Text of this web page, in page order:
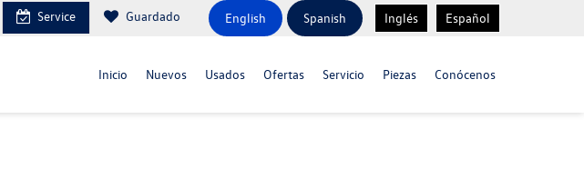
Service Guardado English Spanish Inglés Español
Inicio Nuevos Usados Ofertas Servicio Piezas Conócenos